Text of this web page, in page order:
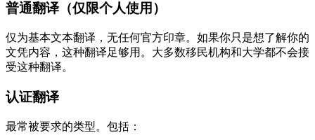
普通翻译（仅限个人使用）
仅为基本文本翻译，无任何官方印章。如果你只是想了解你的
文凭内容，这种翻译足够用。大多数移民机构和大学都不会接
受这种翻译。
认证翻译
最常被要求的类型。包括：